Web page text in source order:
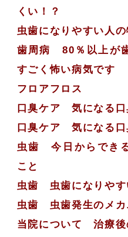
くい！？
虫歯になりやすい人の
歯周病 80％以上が
すごく怖い病気です
フロアフロス
口臭ケア 気になる
口臭ケア 気になる
虫歯 今日からでき
こと
虫歯 虫歯になりやす
虫歯 虫歯発生のメカ
当院について 治療後